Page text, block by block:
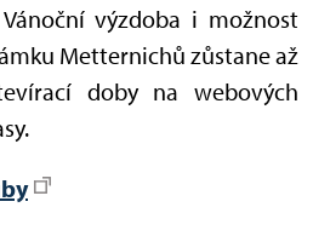
výzdoba i možnost
Metternichů zůstane až
doby na webových